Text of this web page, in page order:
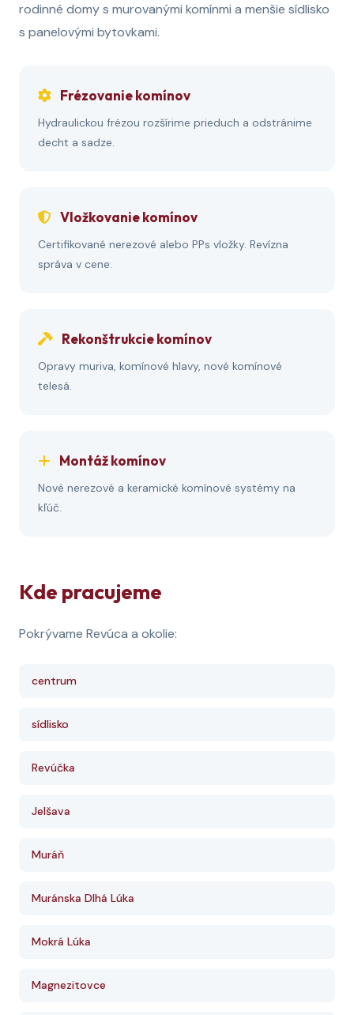
rodinné domy s murovanými komínmi a menšie sídlisko
s panelovými bytovkami.
Frézovanie komínov
Hydraulickou frézou rozšírime prieduch a odstránime
decht a sadze.
Vložkovanie komínov
Certifikované nerezové alebo PPs vložky. Revízna
správa v cene.
Rekonštrukcie komínov
Opravy muriva, komínové hlavy, nové komínové
telesá.
Montáž komínov
Nové nerezové a keramické komínové systémy na
kľúč.
Kde pracujeme
Pokrývame Revúca a okolie:
centrum
sídlisko
Revúčka
Jelšava
Muráň
Muránska Dlhá Lúka
Mokrá Lúka
Magnezitovce